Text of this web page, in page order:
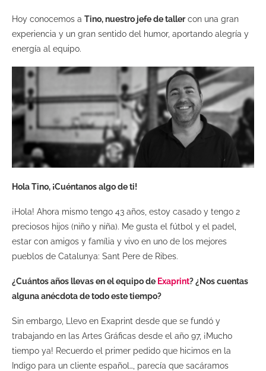
Hoy conocemos a Tino, nuestro jefe de tallercon una gran
experiencia y un gran sentido del humor, aportando alegría y
energía al equipo.
Hola Tino, ¡Cuéntanos algo de ti!
¡Hola! Ahora mismo tengo 43 años, estoy casado y tengo 2
preciosos hijos (niño y niña). Me gusta el fútbol y el padel,
estar con amigos y família y vivo en uno de los mejores
pueblos de Catalunya: Sant Pere de Ribes.
¿Cuántos años llevas en el equipo de Exaprint? ¿Nos cuentas
alguna anécdota de todo este tiempo?
Sin embargo, Llevo en Exaprint desde que se fundó y
trabajando en las Artes Gráficas desde el año 97, ¡Mucho
tiempo ya! Recuerdo el primer pedido que hicimos en la
Indigo para un cliente español…, parecía que sacáramos